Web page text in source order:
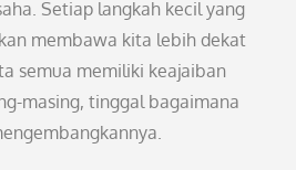
Setiap langkah kecil yang
membawa kita lebih dekat
semua memiliki keajaiban
masing, tinggal bagaimana